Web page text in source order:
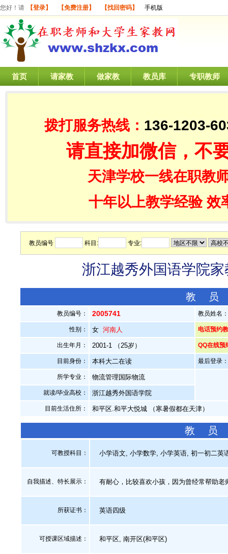
您好！请 【登录】 【免费注册】 【找回密码】 手机版
首页 请家教 做家教 教员库 专职教师
拨打服务热线： 136-1203-
请直接加微信，不
天津学校一线在职教
十年以上教学经验 效
教员编号 科目: 专业:
浙江越秀外国语学院
教
教员编号： 2005741 教员姓名
性别： 女 河南人 电话预约
出生年月： 2001-1 （25岁） QQ在线预
目前身份： 本科大二在读 最后登录
所学专业： 物流管理国际物流
就读/毕业高校： 浙江越秀外国语学院
目前生活住所： 和平区.和平大悦城 （寒暑假都在天津）
教 员
可教授科目： 小学语文, 小学数学, 小学英语, 初一初二英
自我描述、特长展示 ： 有耐心，比较喜欢小孩，因为曾经常帮助老
所获证书 ： 英语四级
可授课区域描述： 和平区, 南开区(和平区)